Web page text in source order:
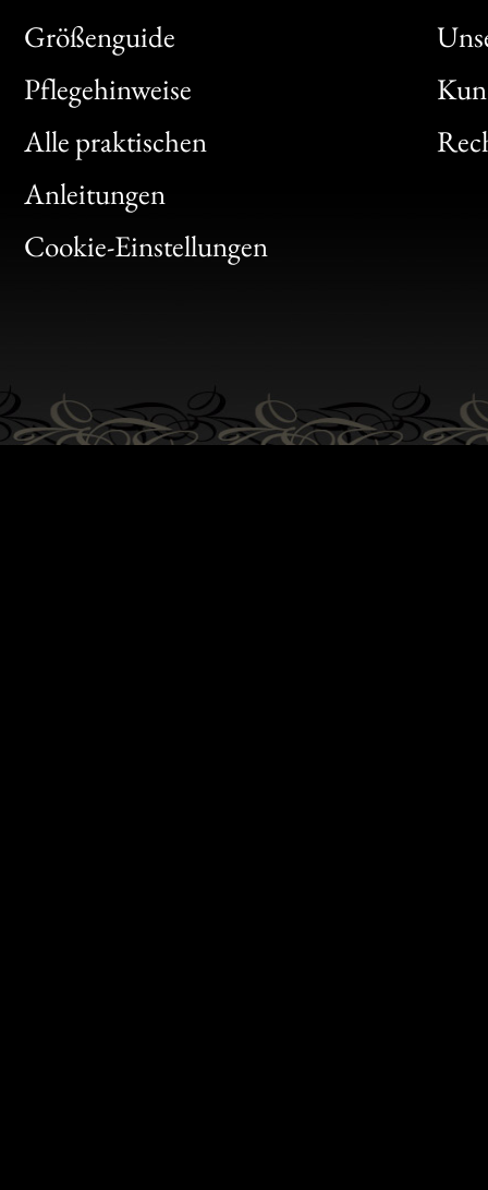
Größenguide
Pflegehinweise
Alle praktischen
Anleitungen
Cookie-Einstellungen
Bon
Clic